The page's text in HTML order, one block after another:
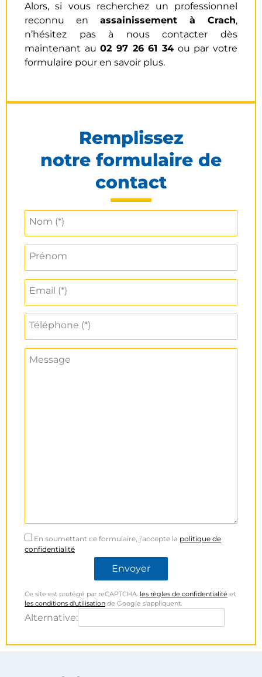
Alors, si vous recherchez un professionnel
reconnu en assainissement à Crach,
n’hésitez pas à nous contacter dès
maintenant au02 97 26 61 34 ou par votre
formulaire pour en savoir plus.
Remplissez
notre formulaire de
contact
Nom (*)
Prénom
Email (*)
Téléphone (*)
Message
En soumettant ce formulaire, j'accepte la politique de
confidentialité
Ce site est protégé par reCAPTCHA. les règles de confidentialité et
les conditions d'utilisation de Google s'appliquent.
Alternative: